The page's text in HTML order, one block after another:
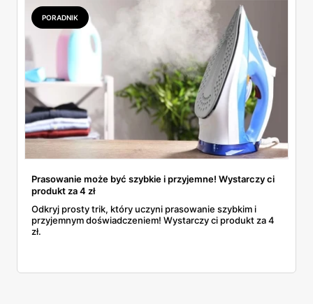
PORADNIK
Prasowanie może być szybkie i przyjemne! Wystarczy ci
produkt za 4 zł
Odkryj prosty trik, który uczyni prasowanie szybkim i
przyjemnym doświadczeniem! Wystarczy ci produkt za 4
zł.